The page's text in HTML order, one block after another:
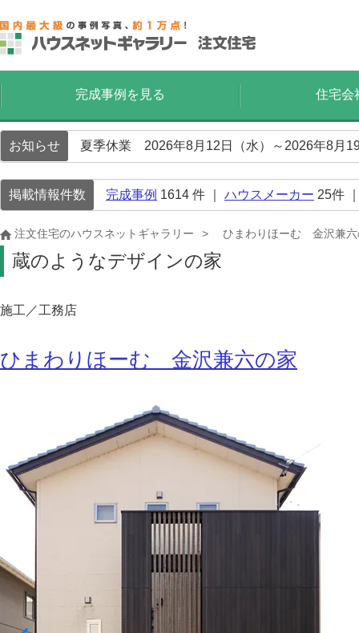
完成事例を見る 住宅会
お知らせ 夏季休業 2026年8月12日（水）～2026年8月
掲載情報件数 完成事例 1614 件 ｜ ハウスメーカー 25件
注文住宅のハウスネットギャラリー ひまわりほーむ 金沢兼六
蔵のようなデザインの家
施工／工務店
ひまわりほーむ 金沢兼六の家